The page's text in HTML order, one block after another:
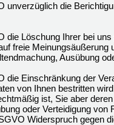
unverzüglich die
die Löschung Ihrer bei
freie Meinungsäußerung
Ausübung
die Einschränkung der
von Ihnen bestritten
ist, Sie aber
oder Verteidigung von
Widerspruch gegen